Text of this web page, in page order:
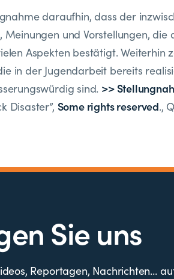
daraufhin, dass der
und Vorstellungen, die
Aspekten bestätigt. Weiterhin
in der Jugendarbeit bereits
sind. >>
Disaster”, Some rights reserved.,
Sie uns
Reportagen, Nachrichten…